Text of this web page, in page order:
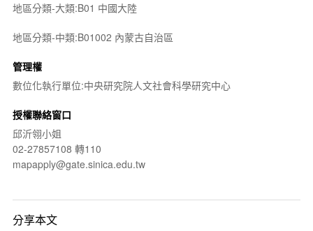
地區分類-大類:B01 中國大陸
地區分類-中類:B01002 內蒙古自治區
管理權
數位化執行單位:中央研究院人文社會科學研究中心
授權聯絡窗口
邱沂翎小姐
02-27857108 轉110
mapapply@gate.sinica.edu.tw
分享本文